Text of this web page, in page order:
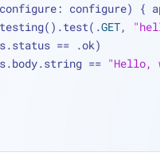
configure) {
GET,
== .ok)
== "Hello,